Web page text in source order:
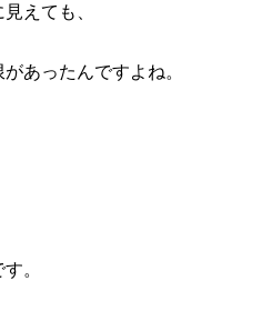
えても、
あったんですよね。
。